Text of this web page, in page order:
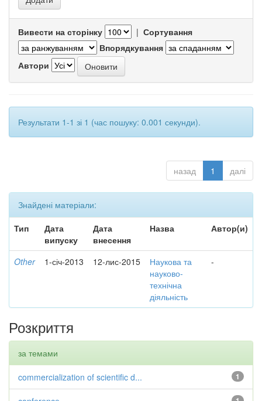
Вивести на сторінку | Сортування
Впорядкування
Автори
Результати 1-1 зі 1 (час пошуку: 0.001 секунди).
назад 1 далі
Знайдені матеріали:
Тип
Дата
випуску
Дата
внесення
Назва Автор(и)
Other 1-січ-2013 12-лис-2015
Наукова та
науково-
технічна
діяльність
-
Розкриття
за темами
1
commercialization of scientific d...